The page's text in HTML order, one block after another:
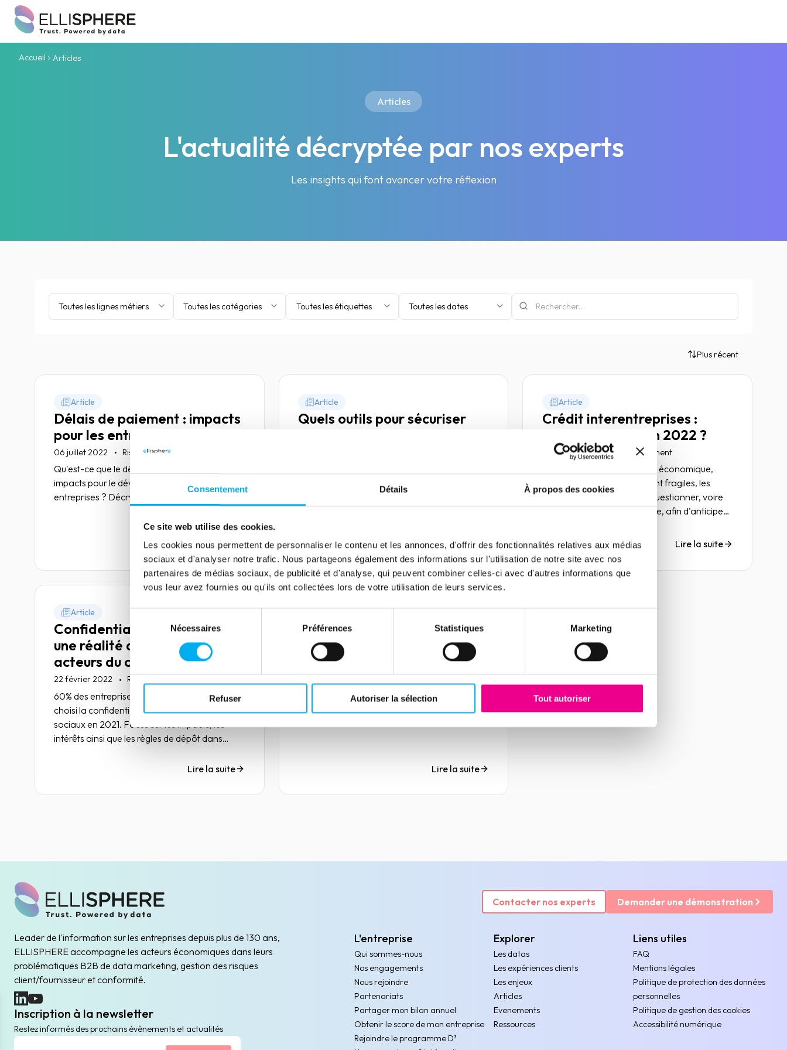
Consentement Détails À propos des cookies
Ce site web utilise des cookies.
Les cookies nous permettent de personnaliser le contenu et les annonces, d'offrir des fonctionnalités relatives aux médias
sociaux et d'analyser notre trafic. Nous partageons également des informations sur l'utilisation de notre site avec nos
partenaires de médias sociaux, de publicité et d'analyse, qui peuvent combiner celles-ci avec d'autres informations que
vous leur avez fournies ou qu'ils ont collectées lors de votre utilisation de leurs services.
du
consentement
Nécessaires Préférences Statistiques Marketing
Refuser Autoriser la sélection Tout autoriser
Accueil Articles
Articles
L'actualité décryptée par nos experts
Les insights qui font avancer votre réflexion
Toutes les lignes métiers Toutes les catégories Toutes les étiquettes Toutes les dates
Plus récent
Article
Délais de paiement : impacts
pour les entreprises
06 juillet 2022 Risk management
Qu'est-ce que le délai de paiement ? Quels
impacts pour le développement des
entreprises ? Décryptage avec nos experts.
Lire la suite
Article
Quels outils pour sécuriser
son crédit interentreprises ?
d’entreprise, de la gestion de créances et de
seraient dues à des retards ou à des défauts
de paiement, menaçant ainsi près de 300
000 emplois.
Lire la suite
Article
Crédit interentreprises :
quelle situation en 2022 ?
12 avril 2022 Risk management
Dans un contexte de reprise économique,
mais où les trésoreries restent fragiles, les
entreprises vont devoir se questionner, voire
se remettre en question, et ce, afin d'anticiper
défaillance de leurs partenaires commerciaux.
Pour y faire face au mieux, retrouvez les huit
points clés à identifier pour maîtriser son crédit
interentreprises en 2022.
Lire la suite
Article
Confidentialité des comptes,
une réalité qui inquiète les
acteurs du crédit
interentreprises
22 février 2022 Risk management
60% des entreprises qui sont éligibles, ont
choisi la confidentialité de leurs comptes
sociaux en 2021. Focus sur les impacts, les
intérêts ainsi que les règles de dépôt dans
Lire la suite
Assises digitalisées des
délais de paiement 2021
29 mars 2021
Lire la suite
Contacter nos experts Demander une démonstration
Leader de l'information sur les entreprises depuis plus de 130 ans,
ELLISPHERE accompagne les acteurs économiques dans leurs
problématiques B2B de data marketing, gestion des risques
client/fournisseur et conformité.
(nouvelle fenêtre)
(nouvelle fenêtre)
Inscription à la newsletter
Restez informés des prochains évènements et actualités
L'entreprise
Qui sommes-nous
Nos engagements
Nous rejoindre
Partenariats
Partager mon bilan annuel
Obtenir le score de mon entreprise
Rejoindre le programme D³
Explorer
Les datas
Les expériences clients
Les enjeux
Articles
Evenements
Ressources
Liens utiles
FAQ
Mentions légales
Politique de protection des données
personnelles
Politique de gestion des cookies
Accessibilité numérique